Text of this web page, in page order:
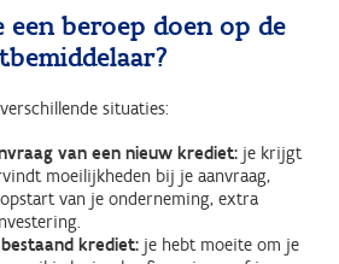
een beroep doen op de
situaties:
van een nieuw krediet: je krijgt
moeilijkheden bij je aanvraag,
van je onderneming, extra
krediet: je hebt moeite om je